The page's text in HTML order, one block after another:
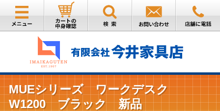
MUEシリーズ ワークデスク
W1200 ブラック 新品